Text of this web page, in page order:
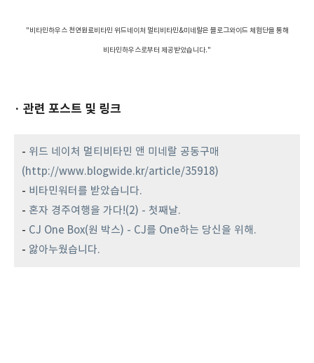
"비타민하우스 천연원료비타민 위드네이처 멀티비타민&미네랄은 블로그와이드 체험단을 통해
비타민하우스로부터 제공받았습니다."
· 관련 포스트 및 링크
- 위드 네이처 멀티비타민 앤 미네랄 공동구매
(http://www.blogwide.kr/article/35918)
- 비타민워터를 받았습니다.
- 혼자 경주여행을 가다!(2) - 첫째날.
- CJ One Box(원 박스) - CJ를 One하는 당신을 위해.
- 앓아누웠습니다.